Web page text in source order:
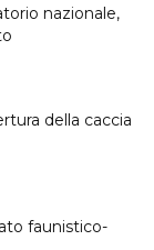
nazionale,
della caccia
faunistico-